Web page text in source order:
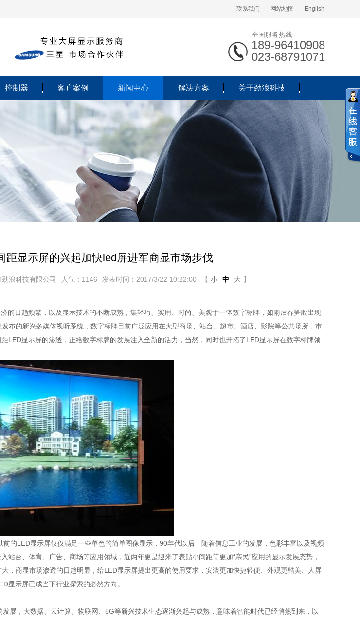
联系我们 网站地图 English
全国服务热线
189-96410908
023-68791071
控制器 客户案例 新闻中心 解决方案 关于劲浪科技
距显示屏的兴起加快led屏进军商显市场步伐
浪科技有限公司 人气：1146 发表时间：2017/3/22 10:22:00 【 小 中 大 】
的日趋频繁，以及显示技术的不断成熟，集轻巧、实用、时尚、美观于一体数字标牌，如雨后春笋般出现
布的新兴多媒体视听系统，数字标牌目前广泛应用在大型商场、站台、超市、酒店、影院等公共场所，市
LED显示屏的渗透，正给数字标牌的发展注入全新的活力，当然，同时也开拓了LED显示屏在数字标牌领
的LED显示屏仅仅满足一些单色的简单图像显示，90年代以后，随着信息工业的发展，色彩丰富以及视频
站台、体育、广告、商场等应用领域，近两年更是迎来了表贴小间距等更加“亲民”应用的显示发展态势，
，商显市场渗透的日趋明显，给LED显示屏提出更高的使用要求，安装更加快捷轻便、外观更酷美、人屏
显示屏已成当下行业探索的必然方向。
展，大数据、云计算、物联网、5G等新兴技术生态逐渐兴起与成熟，意味着智能时代已经悄然到来，以